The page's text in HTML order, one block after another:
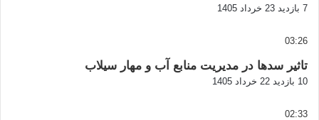
7 بازدید 23 خرداد 1405
03:26
تاثیر سدها در مدیریت منابع آب و مهار سیلاب
10 بازدید 22 خرداد 1405
02:33